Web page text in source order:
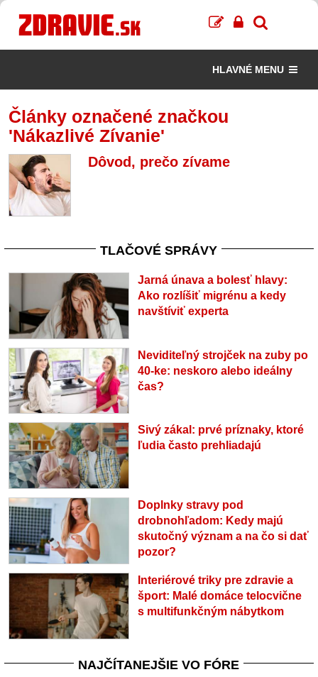
HLAVNÉ MENU
Články označené značkou
'Nákazlivé Zívanie'
Dôvod, prečo zívame
TLAČOVÉ SPRÁVY
Jarná únava a bolesť hlavy:
Ako rozlíšiť migrénu a kedy
navštíviť experta
Neviditeľný strojček na zuby po
40-ke: neskoro alebo ideálny
čas?
Sivý zákal: prvé príznaky, ktoré
ľudia často prehliadajú
Doplnky stravy pod
drobnohľadom: Kedy majú
skutočný význam a na čo si dať
pozor?
Interiérové triky pre zdravie a
šport: Malé domáce telocvične
s multifunkčným nábytkom
NAJČÍTANEJŠIE VO FÓRE